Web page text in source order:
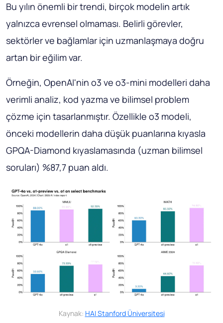
Bu yılın önemli bir trendi, birçok modelin artık
yalnızca evrensel olmaması. Belirli görevler,
sektörler ve bağlamlar için uzmanlaşmaya doğru
artan bir eğilim var.
Örneğin, OpenAI'nin o3 ve o3-mini modelleri daha
verimli analiz, kod yazma ve bilimsel problem
çözme için tasarlanmıştır. Özellikle o3 modeli,
önceki modellerin daha düşük puanlarına kıyasla
GPQA-Diamond kıyaslamasında (uzman bilimsel
soruları) %87,7 puan aldı.
Kaynak: HAI Stanford Üniversitesi